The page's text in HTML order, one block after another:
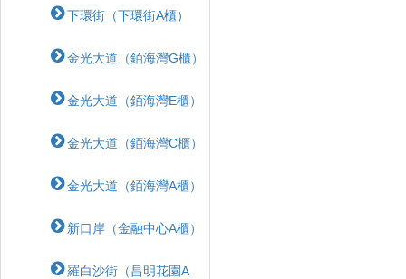
下環街（下環街A櫃）
金光大道（銆海灣G櫃）
金光大道（銆海灣E櫃）
金光大道（銆海灣C櫃）
金光大道（銆海灣A櫃）
新口岸（金融中心A櫃）
羅白沙街（昌明花園A